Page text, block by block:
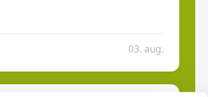
03. aug.